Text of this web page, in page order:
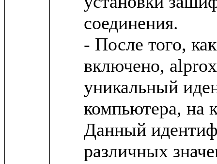
соединения.
- После того,
включено,
уникальный
компьютера, на
Данный
различных